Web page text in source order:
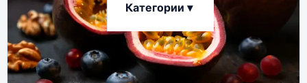
Категории ▾